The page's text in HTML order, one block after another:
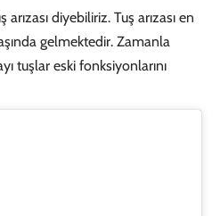
diyebiliriz. Tuş arızası en
gelmektedir. Zamanla
tuşlar eski fonksiyonlarını